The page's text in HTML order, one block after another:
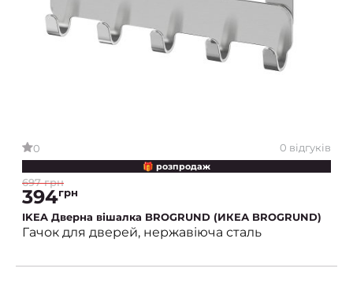
0 0 відгуків
🎁 розпродаж
697 грн
394грн
IKEA Дверна вішалка BROGRUND (ИКЕА BROGRUND)
Гачок для дверей, нержавіюча сталь